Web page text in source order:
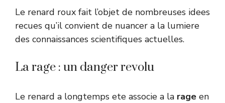
Le renard roux fait l’objet de nombreuses idees
recues qu’il convient de nuancer a la lumiere
des connaissances scientifiques actuelles.
La rage : un danger revolu
Le renard a longtemps ete associe a la rage en